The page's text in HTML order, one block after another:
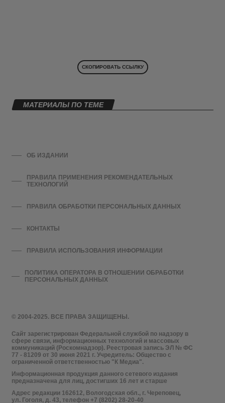
СКОПИРОВАТЬ ССЫЛКУ
МАТЕРИАЛЫ ПО ТЕМЕ
© 2004-2025. ВСЕ ПРАВА ЗАЩИЩЕНЫ.
Сайт зарегистрирован Федеральной службой по надзору в
сфере связи, информационных технологий и массовых
коммуникаций (Роскомнадзор). Реестровая запись ЭЛ № ФС
77 - 81209 от 30 июня 2021 г. Учредитель: Общество с
ограниченной ответственностью "К Медиа".
Информационная продукция данного сетевого издания
предназначена для лиц, достигших 16 лет и старше
Адрес редакции 162612, Вологодская обл., г. Череповец,
ул. Гоголя, д. 43, телефон +7 (8202) 28-20-40
ОБ ИЗДАНИИ
ПРАВИЛА ПРИМЕНЕНИЯ РЕКОМЕНДАТЕЛЬНЫХ
ТЕХНОЛОГИЙ
ПРАВИЛА ОБРАБОТКИ ПЕРСОНАЛЬНЫХ ДАННЫХ
КОНТАКТЫ
ПРАВИЛА ИСПОЛЬЗОВАНИЯ ИНФОРМАЦИИ
ПОЛИТИКА ОПЕРАТОРА В ОТНОШЕНИИ ОБРАБОТКИ
ПЕРСОНАЛЬНЫХ ДАННЫХ